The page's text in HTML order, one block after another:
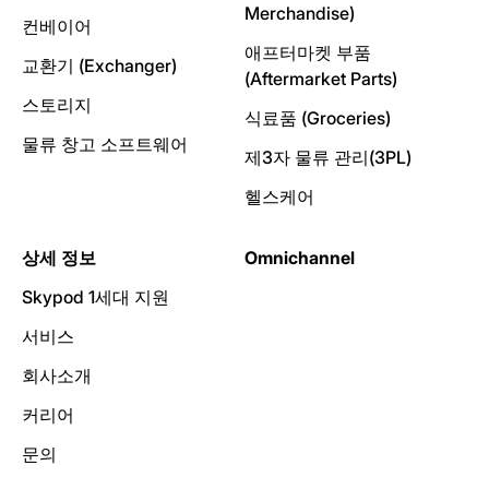
컨베이어
교환기 (Exchanger)
스토리지
물류 창고 소프트웨어
Merchandise)
애프터마켓 부품
(Aftermarket Parts)
식료품 (Groceries)
제3자 물류 관리(3PL)
헬스케어
상세 정보
Skypod 1세대 지원
서비스
회사소개
커리어
문의
Omnichannel